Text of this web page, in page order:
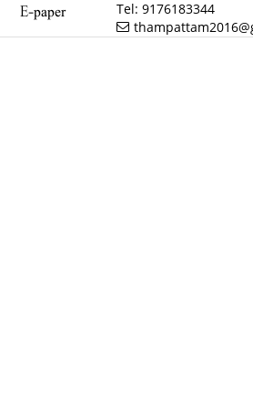
| வணிகம் | பைனான்ஸ் |
E-paper Tel: 9176183344